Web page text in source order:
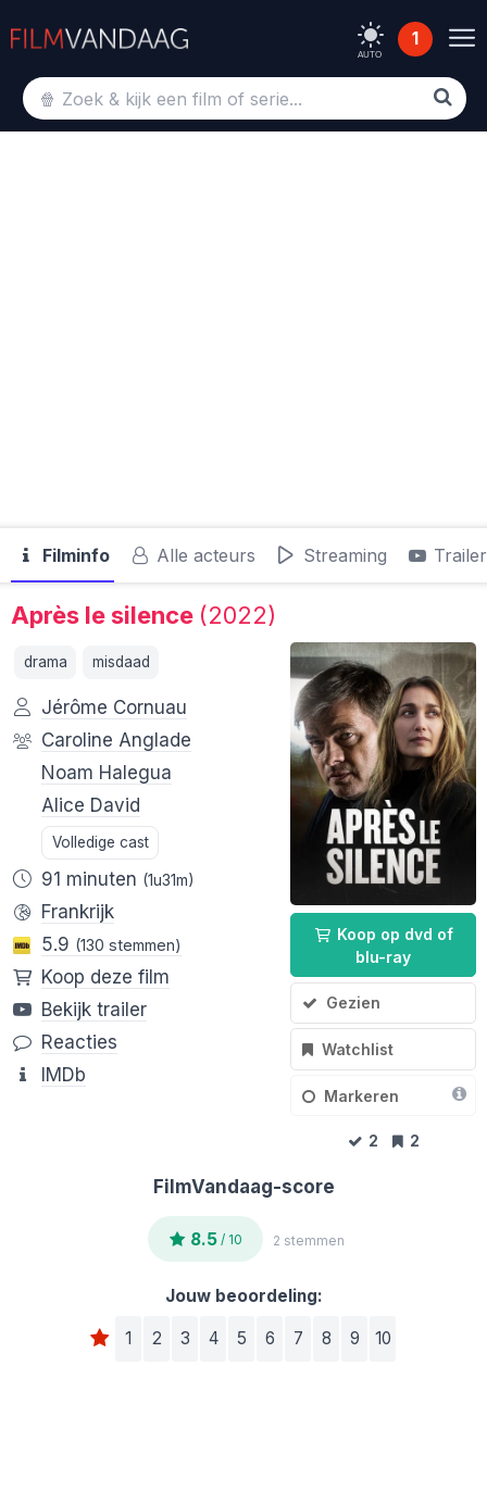
AUTO
1
Filminfo Alle acteurs Streaming Trailer
Après le silence (2022)
Koop op dvd of
blu-ray
Gezien
Watchlist
Markeren
2 2
drama misdaad
Jérôme Cornuau
Caroline Anglade
Noam Halegua
Alice David
Volledige cast
91 minuten (1u31m)
Frankrijk
5.9 (130 stemmen)
Koop deze film
Bekijk trailer
Reacties
IMDb
FilmVandaag-score
8.5/ 10 2 stemmen
Jouw beoordeling:
1 2 3 4 5 6 7 8 9 10